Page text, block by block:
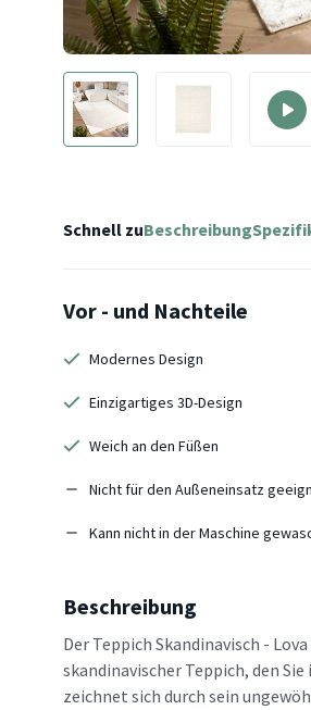
Schnell zuBeschreibung
Vor - und Nachteile
Modernes Design
Einzigartiges 3D-Design
Weich an den Füßen
Nicht für den Außeneinsatz
Kann nicht in der Maschine
Beschreibung
Der Teppich Skandinavisch -
skandinavischer Teppich, den
zeichnet sich durch sein